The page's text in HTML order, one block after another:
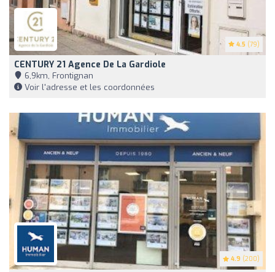
4.5 (79)
CENTURY 21 Agence De La Gardiole
6,9km, Frontignan
Voir l'adresse et les coordonnées
4.9 (200)